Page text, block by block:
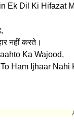
Ek Dil Ki Hifazat
नहीं करते।
Ka Wajood,
Ham Ijhaar Nahi